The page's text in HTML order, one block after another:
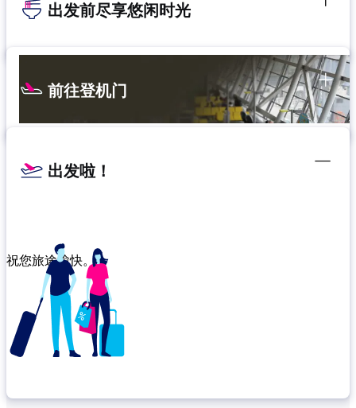
出发前尽享悠闲时光
前往登机门
出发啦！
祝您旅途愉快。